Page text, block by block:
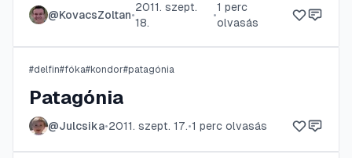
@KovacsZoltan•
2011. szept.
18.
•
1 perc
olvasás
#delfin#fóka#kondor#patagónia
Patagónia
@Julcsika•2011. szept. 17.•1 perc olvasás